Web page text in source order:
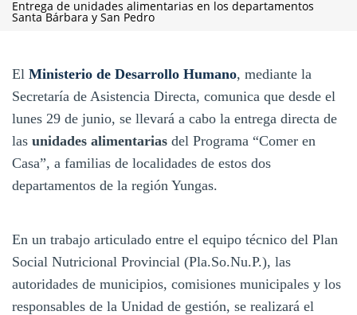
Entrega de unidades alimentarias en los departamentos
Santa Bárbara y San Pedro
El Ministerio de Desarrollo Humano, mediante la
Secretaría de Asistencia Directa, comunica que desde el
lunes 29 de junio, se llevará a cabo la entrega directa de
las unidades alimentarias del Programa “Comer en
Casa”, a familias de localidades de estos dos
departamentos de la región Yungas.
En un trabajo articulado entre el equipo técnico del Plan
Social Nutricional Provincial (Pla.So.Nu.P.), las
autoridades de municipios, comisiones municipales y los
responsables de la Unidad de gestión, se realizará el